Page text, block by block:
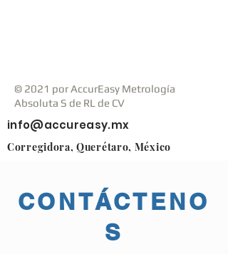
© 2021 por AccurEasy Metrología
Absoluta S de RL de CV
info@accureasy.mx
Corregidora, Querétaro, México
CONTÁCTENO
S